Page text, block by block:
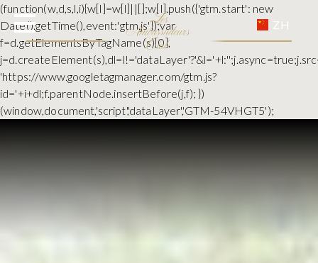
(function(w,d,s,l,i){w[l]=w[l]||[];w[l].push({'gtm.start': new
Date().getTime(),event:'gtm.js'});var
f=d.getElementsByTagName(s)[0],
'https://www.googletagmanager.com/gtm.js?
id='+i+dl;f.parentNode.insertBefore(j,f); })
(window,document,'script','dataLayer','GTM-54VHGT5');
ZH